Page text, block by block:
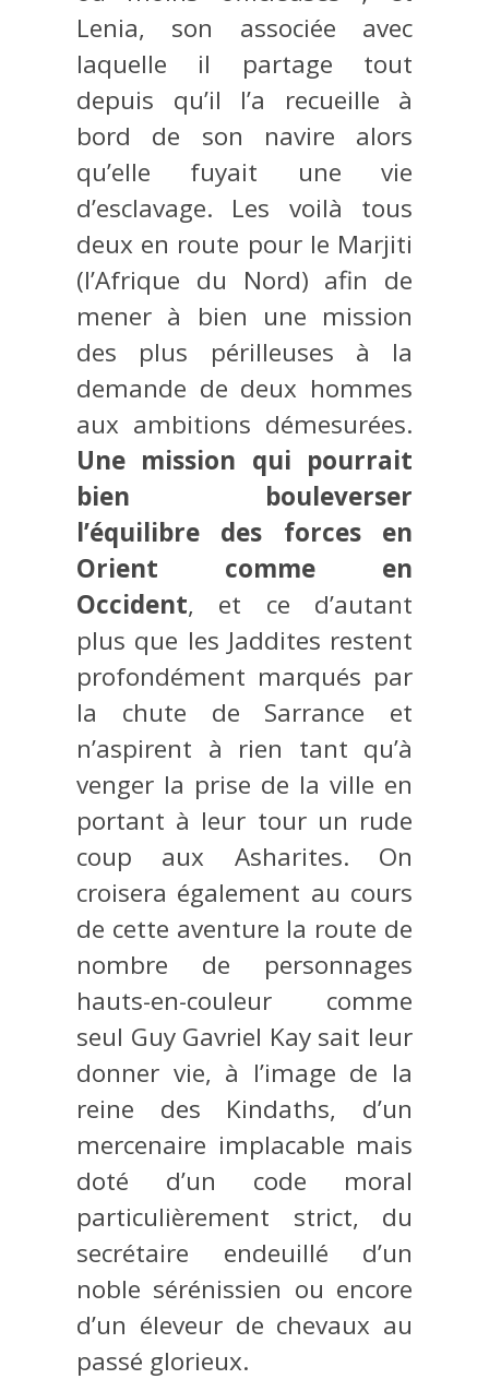
Lenia, son associée avec
laquelle il partage tout
depuis qu’il l’a recueille à
bord de son navire alors
qu’elle fuyait une vie
d’esclavage. Les voilà tous
deux en route pour le Marjiti
(l’Afrique du Nord) afin de
mener à bien une mission
des plus périlleuses à la
demande de deux hommes
aux ambitions démesurées.
Une mission qui pourrait
bien bouleverser
l’équilibre des forces en
Orient comme en
Occident, et ce d’autant
plus que les Jaddites restent
profondément marqués par
la chute de Sarrance et
n’aspirent à rien tant qu’à
venger la prise de la ville en
portant à leur tour un rude
coup aux Asharites. On
croisera également au cours
de cette aventure la route de
nombre de personnages
hauts-en-couleur comme
seul Guy Gavriel Kay sait leur
donner vie, à l’image de la
reine des Kindaths, d’un
mercenaire implacable mais
doté d’un code moral
particulièrement strict, du
secrétaire endeuillé d’un
noble sérénissien ou encore
d’un éleveur de chevaux au
passé glorieux.